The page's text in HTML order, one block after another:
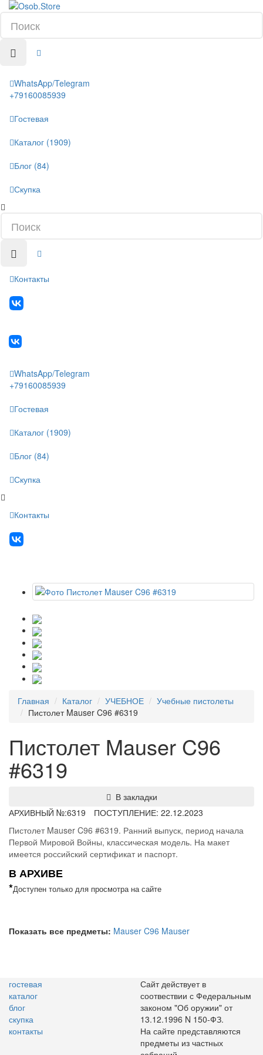
WhatsApp/Telegram
+79160085939
Гостевая
Каталог (1909)
Блог (84)
Скупка
Контакты
WhatsApp/Telegram
+79160085939
Гостевая
Каталог (1909)
Блог (84)
Скупка
Контакты
Главная Каталог УЧЕБНОЕ
Учебные пистолеты
Пистолет Mauser C96 #6319
Пистолет Mauser C96
#6319
В закладки
АРХИВНЫЙ №:6319
ПОСТУПЛЕНИЕ: 22.12.2023
Пистолет Mauser C96 #6319. Ранний выпуск, период начала
Первой Мировой Войны, классическая модель. На макет
имеется российский сертификат и паспорт.
В АРХИВЕ
*Доступен только для просмотра на сайте
Показать все предметы: Mauser C96 Mauser
гостевая
каталог
блог
скупка
контакты
Сайт действует в
соотвествии с Федеральным
законом "Об оружии" от
13.12.1996 N 150-ФЗ.
На сайте представляются
предметы из частных